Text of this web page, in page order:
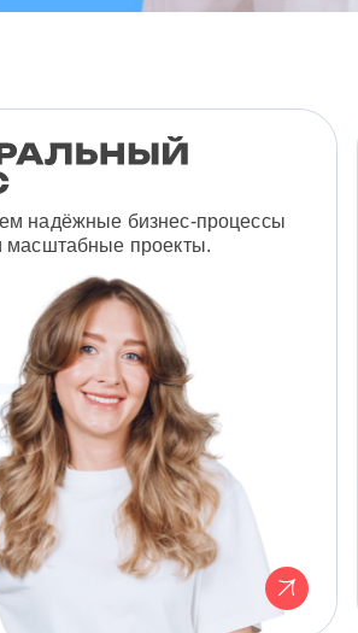
надёжные бизнес-процессы
масштабные проекты.